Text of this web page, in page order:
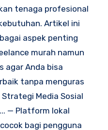
tenaga profesional
Artikel ini
aspek penting
murah namun
agar Anda bisa
tanpa menguras
Media Sosial
— Platform lokal
bagi pengguna